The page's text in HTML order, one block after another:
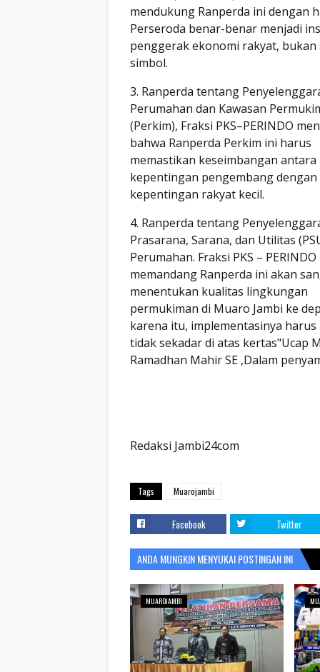
mendukung Ranperda ini dengan
Perseroda benar-benar menjadi
penggerak ekonomi rakyat, bukan
simbol.
3. Ranperda tentang
Perumahan dan Kawasan
(Perkim), Fraksi PKS–PERINDO
bahwa Ranperda Perkim ini harus
memastikan keseimbangan antara
kepentingan pengembang dengan
kepentingan rakyat kecil.
4. Ranperda tentang
Prasarana, Sarana, dan Utilitas
Perumahan. Fraksi PKS – PERINDO
memandang Ranperda ini akan
menentukan kualitas lingkungan
permukiman di Muaro Jambi ke
karena itu, implementasinya harus
tidak sekadar di atas kertas"Ucap
Ramadhan Mahir SE ,Dalam
Redaksi Jambi24com
Tags Muarojambi
Facebook Twitter
ANDA MUNGKIN MENYUKAI POSTINGAN INI
MUAROJAMBI